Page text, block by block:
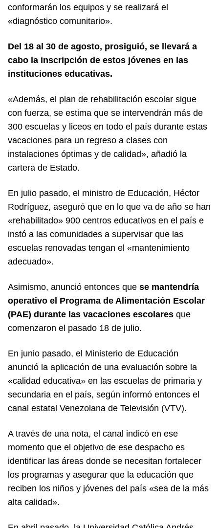
conformarán los equipos y se realizará el
«diagnóstico comunitario».
Del 18 al 30 de agosto, prosiguió, se llevará a
cabo la inscripción de estos jóvenes en las
instituciones educativas.
«Además, el plan de rehabilitación escolar sigue
con fuerza, se estima que se intervendrán más de
300 escuelas y liceos en todo el país durante estas
vacaciones para un regreso a clases con
instalaciones óptimas y de calidad», añadió la
cartera de Estado.
En julio pasado, el ministro de Educación, Héctor
Rodríguez, aseguró que en lo que va de año se han
«rehabilitado» 900 centros educativos en el país e
instó a las comunidades a supervisar que las
escuelas renovadas tengan el «mantenimiento
adecuado».
Asimismo, anunció entonces que se mantendría
operativo el Programa de Alimentación Escolar
(PAE) durante las vacaciones escolares que
comenzaron el pasado 18 de julio.
En junio pasado, el Ministerio de Educación
anunció la aplicación de una evaluación sobre la
«calidad educativa» en las escuelas de primaria y
secundaria en el país, según informó entonces el
canal estatal Venezolana de Televisión (VTV).
A través de una nota, el canal indicó en ese
momento que el objetivo de ese despacho es
identificar las áreas donde se necesitan fortalecer
los programas y asegurar que la educación que
reciben los niños y jóvenes del país «sea de la más
alta calidad».